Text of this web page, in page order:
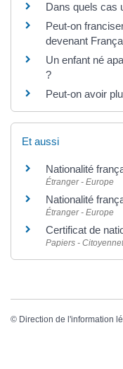
Dans quels cas
Peut-on
devenant
Un enfant né
?
Peut-on avoir
Et aussi
Nationalité
Étranger - Europe
Nationalité
Étranger - Europe
Certificat de
Papiers -
© Direction de l'information